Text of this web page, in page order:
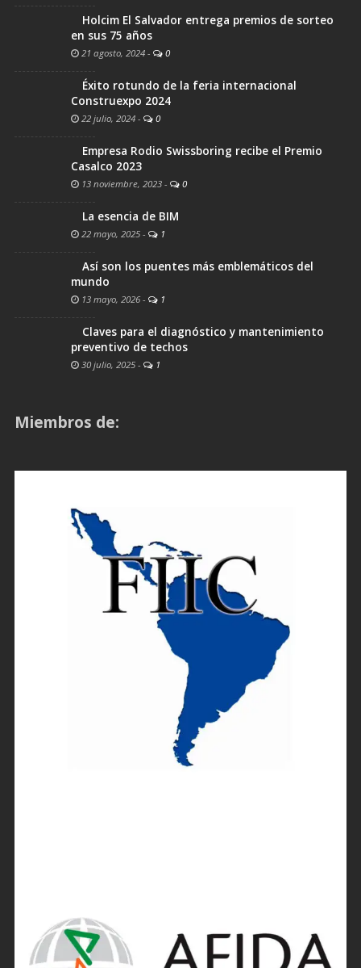
Holcim El Salvador entrega premios de sorteo
en sus 75 años
21 agosto, 2024 - 0
Éxito rotundo de la feria internacional
Construexpo 2024
22 julio, 2024 - 0
Empresa Rodio Swissboring recibe el Premio
Casalco 2023
13 noviembre, 2023 - 0
La esencia de BIM
22 mayo, 2025 - 1
Así son los puentes más emblemáticos del
mundo
13 mayo, 2026 - 1
Claves para el diagnóstico y mantenimiento
preventivo de techos
30 julio, 2025 - 1
Miembros de: